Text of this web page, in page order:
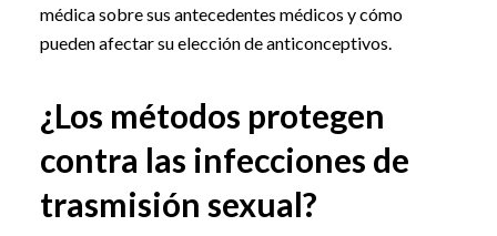
médica sobre sus antecedentes médicos y cómo
pueden afectar su elección de anticonceptivos.
¿Los métodos protegen
contra las infecciones de
trasmisión sexual?